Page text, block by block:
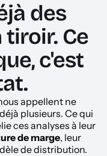
des
Ce
c'est
appellent ne
plusieurs. Ce qui
ces analyses à leur
de marge, leur
de distribution.